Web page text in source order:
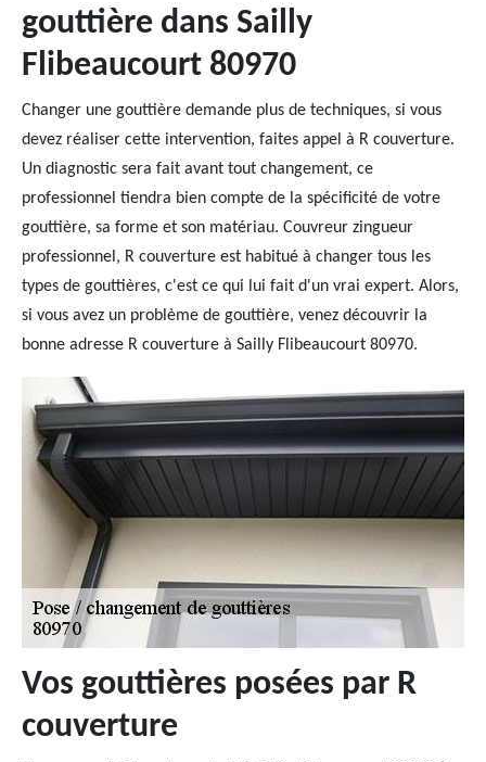
gouttière dans Sailly
Flibeaucourt 80970
Changer une gouttière demande plus de techniques, si vous
devez réaliser cette intervention, faites appel à R couverture.
Un diagnostic sera fait avant tout changement, ce
professionnel tiendra bien compte de la spécificité de votre
gouttière, sa forme et son matériau. Couvreur zingueur
professionnel, R couverture est habitué à changer tous les
types de gouttières, c'est ce qui lui fait d'un vrai expert. Alors,
si vous avez un problème de gouttière, venez découvrir la
bonne adresse R couverture à Sailly Flibeaucourt 80970.
Vos gouttières posées par R
couverture